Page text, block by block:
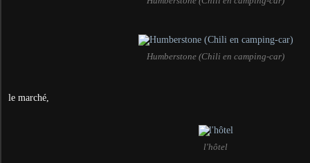
Humberstone (Chili en camping-car)
le marché,
l'hôtel